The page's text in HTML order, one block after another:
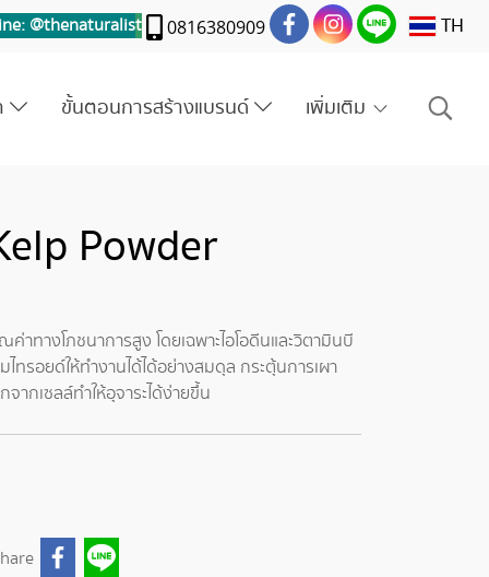
@thenaturalist 0816380909 TH
ขั้นตอนการสร้างแบรนด์ เพิ่มเติม
Powder
าทางโภชนาการสูง โดยเฉพาะไอโอดีนและวิตามินบี
รอยด์ให้ทำงานได้ได้อย่างสมดุล กระตุ้นการเผา
กเซลล์ทำให้อุจาระได้ง่ายขึ้น